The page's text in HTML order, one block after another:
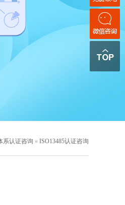
系认证咨询 » ISO13485认证咨询